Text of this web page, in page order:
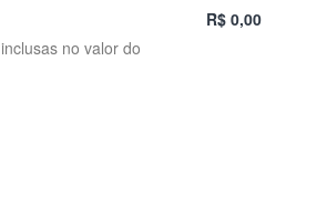
no valor do
R$ 0,00